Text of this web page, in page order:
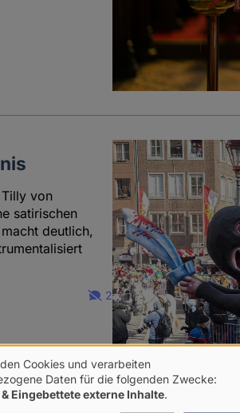
von
satirischen
deutlich,
2
Cookies und verarbeiten
Daten für die folgenden Zwecke:
Eingebettete externe Inhalte